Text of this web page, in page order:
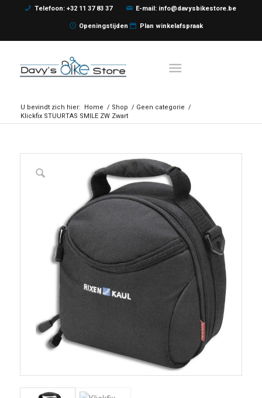
Telefoon: +32 11 37 83 37 E-mail: info@davysbikestore.be
Openingstijden Plan winkelafspraak
U bevindt zich hier: Home / Shop / Geen categorie /
Klickfix STUURTAS SMILE ZW Zwart